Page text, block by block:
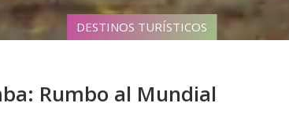
DESTINOS TURÍSTICOS
Rumbo al Mundial